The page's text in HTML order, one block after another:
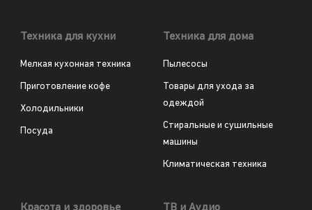
Техника для кухни
Мелкая кухонная техника
Приготовление кофе
Холодильники
Посуда
Техника для дома
Пылесосы
Товары для ухода за
одеждой
Стиральные и сушильные
машины
Климатическая техника
Красота и здоровье ТВ и Аудио